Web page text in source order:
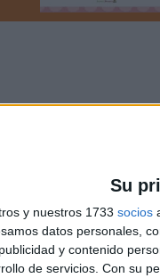
Su
y nuestros 1733 socios
datos personales,
y contenido
de servicios. Con su